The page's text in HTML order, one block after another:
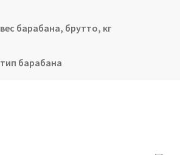
вес барабана, брутто, кг
тип барабана